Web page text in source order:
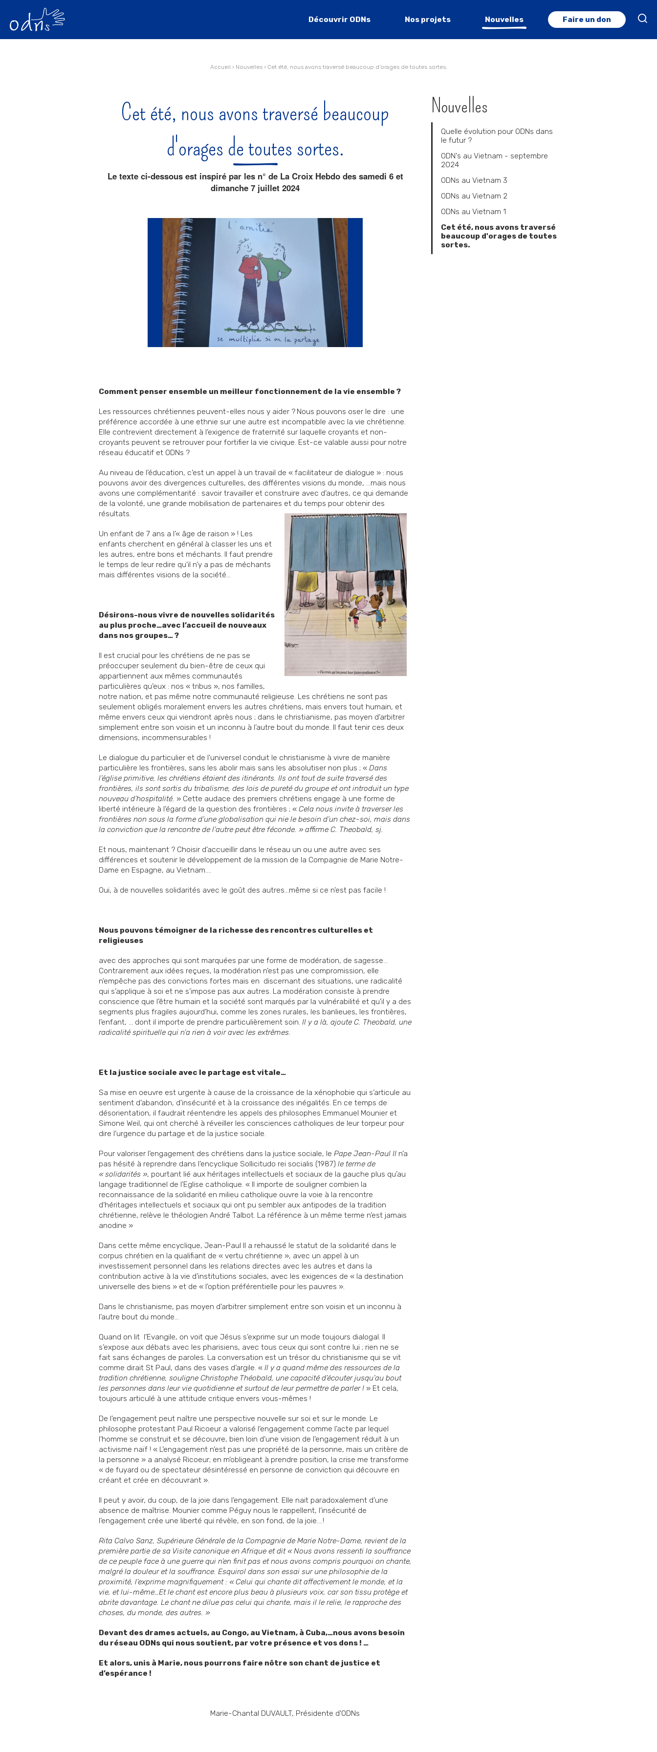
Découvrir ODNs Nos projets Nouvelles Faire un don Recherche
Accueil › Nouvelles › Cet été, nous avons traversé beaucoup d'orages de toutes sortes.
Cet été, nous avons traversé beaucoup
d'orages de toutes sortes.
Le texte ci-dessous est inspiré par les n° de La Croix Hebdo des samedi 6 et
dimanche 7 juillet 2024
Comment penser ensemble un meilleur fonctionnement de la vie ensemble ?
Les ressources chrétiennes peuvent-elles nous y aider ? Nous pouvons oser le dire : une
préférence accordée à une ethnie sur une autre est incompatible avec la vie chrétienne.
Elle contrevient directement à l’exigence de fraternité sur laquelle croyants et non-
croyants peuvent se retrouver pour fortifier la vie civique. Est-ce valable aussi pour notre
réseau éducatif et ODNs ?
Au niveau de l’éducation, c’est un appel à un travail de « facilitateur de dialogue » : nous
pouvons avoir des divergences culturelles, des différentes visions du monde, …mais nous
avons une complémentarité : savoir travailler et construire avec d’autres, ce qui demande
de la volonté, une grande mobilisation de partenaires et du temps pour obtenir des
résultats.
Un enfant de 7 ans a l’« âge de raison » ! Les
enfants cherchent en général à classer les uns et
les autres, entre bons et méchants. Il faut prendre
le temps de leur redire qu’il n’y a pas de méchants
mais différentes visions de la société…
Désirons-nous vivre de nouvelles solidarités
au plus proche…avec l’accueil de nouveaux
dans nos groupes… ?
Il est crucial pour les chrétiens de ne pas se
préoccuper seulement du bien-être de ceux qui
appartiennent aux mêmes communautés
particulières qu’eux : nos « tribus », nos familles,
notre nation, et pas même notre communauté religieuse. Les chrétiens ne sont pas
seulement obligés moralement envers les autres chrétiens, mais envers tout humain, et
même envers ceux qui viendront après nous ; dans le christianisme, pas moyen d’arbitrer
simplement entre son voisin et un inconnu à l’autre bout du monde. Il faut tenir ces deux
dimensions, incommensurables !
Le dialogue du particulier et de l’universel conduit le christianisme à vivre de manière
particulière les frontières, sans les abolir mais sans les absolutiser non plus ; « Dans
l’église primitive, les chrétiens étaient des itinérants. Ils ont tout de suite traversé des
frontières, ils sont sortis du tribalisme, des lois de pureté du groupe et ont introduit un type
nouveau d’hospitalité. » Cette audace des premiers chrétiens engage à une forme de
liberté intérieure à l’égard de la question des frontières ; « Cela nous invite à traverser les
frontières non sous la forme d’une globalisation qui nie le besoin d’un chez-soi, mais dans
la conviction que la rencontre de l’autre peut être féconde. » affirme C. Theobald, sj.
Et nous, maintenant ? Choisir d’accueillir dans le réseau un ou une autre avec ses
différences et soutenir le développement de la mission de la Compagnie de Marie Notre-
Dame en Espagne, au Vietnam….
Oui, à de nouvelles solidarités avec le goût des autres…même si ce n’est pas facile !
Nous pouvons témoigner de la richesse des rencontres culturelles et
religieuses
avec des approches qui sont marquées par une forme de modération, de sagesse…
Contrairement aux idées reçues, la modération n’est pas une compromission, elle
n’empêche pas des convictions fortes mais en discernant des situations, une radicalité
qui s’applique à soi et ne s’impose pas aux autres. La modération consiste à prendre
conscience que l’être humain et la société sont marqués par la vulnérabilité et qu’il y a des
segments plus fragiles aujourd’hui, comme les zones rurales, les banlieues, les frontières,
l’enfant, … dont il importe de prendre particulièrement soin. Il y a là, ajoute C. Theobald, une
radicalité spirituelle qui n’a rien à voir avec les extrêmes.
Et la justice sociale avec le partage est vitale…
Sa mise en oeuvre est urgente à cause de la croissance de la xénophobie qui s’articule au
sentiment d’abandon, d’insécurité et à la croissance des inégalités. En ce temps de
désorientation, il faudrait réentendre les appels des philosophes Emmanuel Mounier et
Simone Weil, qui ont cherché à réveiller les consciences catholiques de leur torpeur pour
dire l’urgence du partage et de la justice sociale.
Pour valoriser l’engagement des chrétiens dans la justice sociale, le Pape Jean-Paul II n’a
pas hésité à reprendre dans l’encyclique Sollicitudo rei socialis (1987) le terme de
« solidarités », pourtant lié aux héritages intellectuels et sociaux de la gauche plus qu’au
langage traditionnel de l’Eglise catholique. « Il importe de souligner combien la
reconnaissance de la solidarité en milieu catholique ouvre la voie à la rencontre
d’héritages intellectuels et sociaux qui ont pu sembler aux antipodes de la tradition
chrétienne, relève le théologien André Talbot. La référence à un même terme n’est jamais
anodine »
Dans cette même encyclique, Jean-Paul II a rehaussé le statut de la solidarité dans le
corpus chrétien en la qualifiant de « vertu chrétienne », avec un appel à un
investissement personnel dans les relations directes avec les autres et dans la
contribution active à la vie d’institutions sociales, avec les exigences de « la destination
universelle des biens » et de « l’option préférentielle pour les pauvres ».
Dans le christianisme, pas moyen d’arbitrer simplement entre son voisin et un inconnu à
l’autre bout du monde…
Quand on lit l’Evangile, on voit que Jésus s’exprime sur un mode toujours dialogal. Il
s’expose aux débats avec les pharisiens, avec tous ceux qui sont contre lui ; rien ne se
fait sans échanges de paroles. La conversation est un trésor du christianisme qui se vit
comme dirait St Paul, dans des vases d’argile. « Il y a quand même des ressources de la
tradition chrétienne, souligne Christophe Théobald, une capacité d’écouter jusqu’au bout
les personnes dans leur vie quotidienne et surtout de leur permettre de parler ! » Et cela,
toujours articulé à une attitude critique envers vous-mêmes !
De l’engagement peut naître une perspective nouvelle sur soi et sur le monde. Le
philosophe protestant Paul Ricoeur a valorisé l’engagement comme l’acte par lequel
l’homme se construit et se découvre, bien loin d’une vision de l’engagement réduit à un
activisme naïf ! « L’engagement n’est pas une propriété de la personne, mais un critère de
la personne » a analysé Ricoeur; en m’obligeant à prendre position, la crise me transforme
« de fuyard ou de spectateur désintéressé en personne de conviction qui découvre en
créant et crée en découvrant ».
Il peut y avoir, du coup, de la joie dans l’engagement. Elle nait paradoxalement d’une
absence de maîtrise. Mounier comme Péguy nous le rappellent, l’insécurité de
l’engagement crée une liberté qui révèle, en son fond, de la joie….!
Rita Calvo Sanz, Supérieure Générale de la Compagnie de Marie Notre-Dame, revient de la
première partie de sa Visite canonique en Afrique et dit « Nous avons ressenti la souffrance
de ce peuple face à une guerre qui n’en finit pas et nous avons compris pourquoi on chante,
malgré la douleur et la souffrance. Esquirol dans son essai sur une philosophie de la
proximité, l’exprime magnifiquement : « Celui qui chante dit affectivement le monde, et la
vie, et lui-même…Et le chant est encore plus beau à plusieurs voix, car son tissu protège et
abrite davantage. Le chant ne dilue pas celui qui chante, mais il le relie, le rapproche des
choses, du monde, des autres. »
Devant des drames actuels, au Congo, au Vietnam, à Cuba,…nous avons besoin
du réseau ODNs qui nous soutient, par votre présence et vos dons ! …
Et alors, unis à Marie, nous pourrons faire nôtre son chant de justice et
d’espérance !
Marie-Chantal DUVAULT, Présidente d’ODNs
Navigation
Nouvelles
Quelle évolution pour ODNs dans
le futur ?
ODN's au Vietnam - septembre
2024
ODNs au Vietnam 3
ODNs au Vietnam 2
ODNs au Vietnam 1
Cet été, nous avons traversé
beaucoup d'orages de toutes
sortes.